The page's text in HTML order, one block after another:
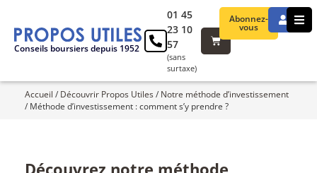
Conseils boursiers depuis 1952
Abonnez-
vous
01 45
23 10
57
(sans
surtaxe)
Accueil / Découvrir Propos Utiles/ Notre méthode d’investissement
/ Méthode d’investissement : comment s’y prendre ?
Découvrez notre méthode